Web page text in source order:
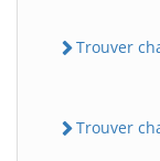
Trouver
Trouver